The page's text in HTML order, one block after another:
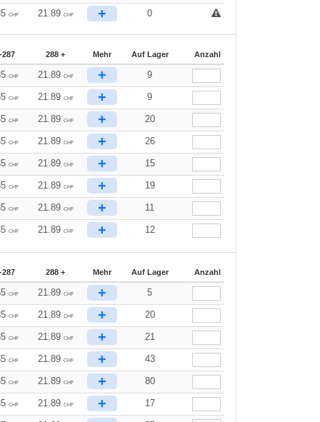
CHF 21.89 CHF + 0
287 288 + Mehr Auf Lager Anzahl
CHF 21.89 CHF + 9
CHF 21.89 CHF + 9
CHF 21.89 CHF + 20
CHF 21.89 CHF + 26
CHF 21.89 CHF + 15
CHF 21.89 CHF + 19
CHF 21.89 CHF + 11
CHF 21.89 CHF + 12
287 288 + Mehr Auf Lager Anzahl
CHF 21.89 CHF + 5
CHF 21.89 CHF + 20
CHF 21.89 CHF + 21
CHF 21.89 CHF + 43
CHF 21.89 CHF + 80
CHF 21.89 CHF + 17